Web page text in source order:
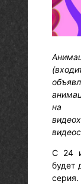
на
С 24
будет